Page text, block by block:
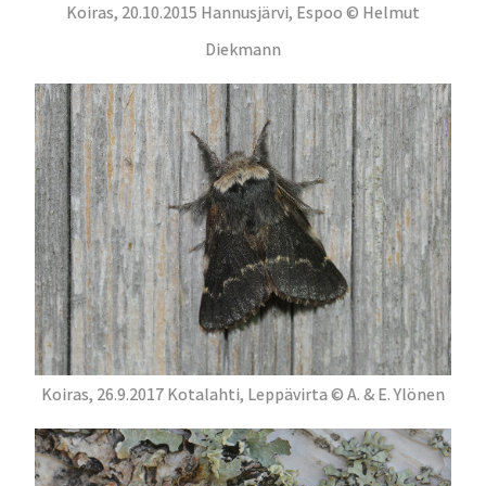
Koiras, 20.10.2015 Hannusjärvi, Espoo © Helmut
Diekmann
Koiras, 26.9.2017 Kotalahti, Leppävirta © A. & E. Ylönen